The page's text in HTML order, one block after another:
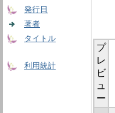
発行日
著者
タイトル
利用統計
プ
レ
ビ
ュ
ー